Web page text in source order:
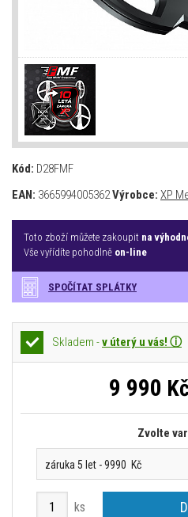
Kód: D28FMF
EAN: 3665994005362Výrobce: XP
Toto zboží můžete zakoupit na
Vše vyřídíte pohodlně on-line
SPOČÍTAT SPLÁTKY
Skladem -v úterý u vás! ⓘ
9 990 Kč
Zvolte
záruka 5 let - 9990 Kč
ks